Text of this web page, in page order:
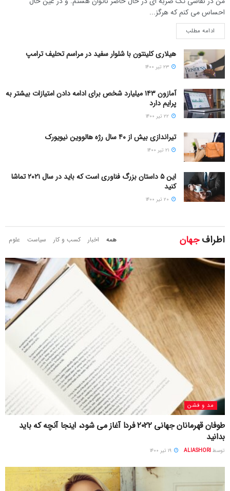
احساس می کنم که هرگز...
ادامه مطلب
هیلاری کلینتون با شلوار سفید در مراسم تحلیف ترامپ
آمازون ۱۴۳ میلیارد شخص برای ادامه دادن امتیازات بیشتر به
پرایم دارد
تیراندازی بیش از ۴۰ سال رژه هالووین نیویورک
این ۵ داستان بزرگ فناوری است که باید در سال ۲۰۲۱ تماشا
کنید
اطرافجهان همه اخبار کسب و کار سیاست علوم
مد و فشن
طوفان قهرمانان جهانی ۲۰۲۲ فردا آغاز می شود، اینجا آنچه که باید
بدانید
توسط ALIASHORI